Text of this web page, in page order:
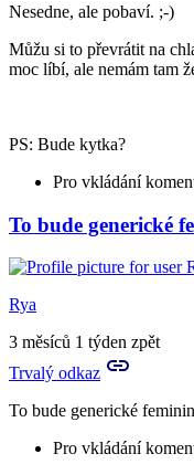
Nesedne, ale pobaví. ;-)
Můžu si to převrátit na
moc líbí, ale nemám tam
PS: Bude kytka?
Pro vkládání
To bude generické
Rya
3 měsíců 1 týden zpět
Trvalý odkaz
To bude generické
Pro vkládání